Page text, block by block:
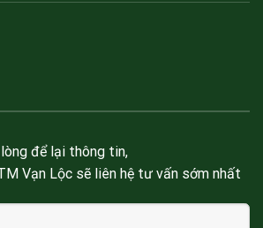
lòng để lại thông tin,
Vạn Lộc sẽ liên hệ tư vấn sớm nhất